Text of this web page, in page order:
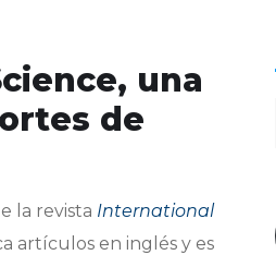
una
de
la revista International
artículos en inglés y es